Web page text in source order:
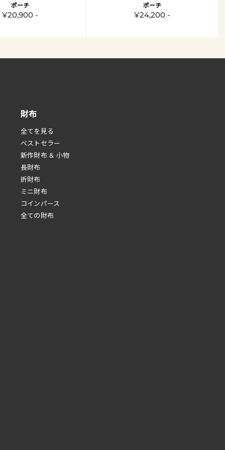
ポーチ
¥20,900 -
ポーチ
¥24,200 -
財布
全てを見る
べストセラー
新作財布 & 小物
長財布
折財布
ミニ財布
コインパース
全ての財布